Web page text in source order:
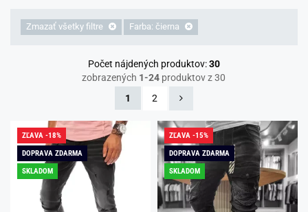
Zmazať všetky filtre Farba: čierna
Počet nájdených produktov:30
zobrazených 1-24 produktov z 30
1
2
ZĽAVA -18%
DOPRAVA ZDARMA
SKLADOM
ZĽAVA -15%
DOPRAVA ZDARMA
SKLADOM